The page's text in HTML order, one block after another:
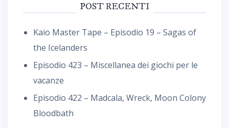
POST RECENTI
Kaio Master Tape – Episodio 19 – Sagas of
the Icelanders
Episodio 423 – Miscellanea dei giochi per le
vacanze
Episodio 422 – Madcala, Wreck, Moon Colony
Bloodbath